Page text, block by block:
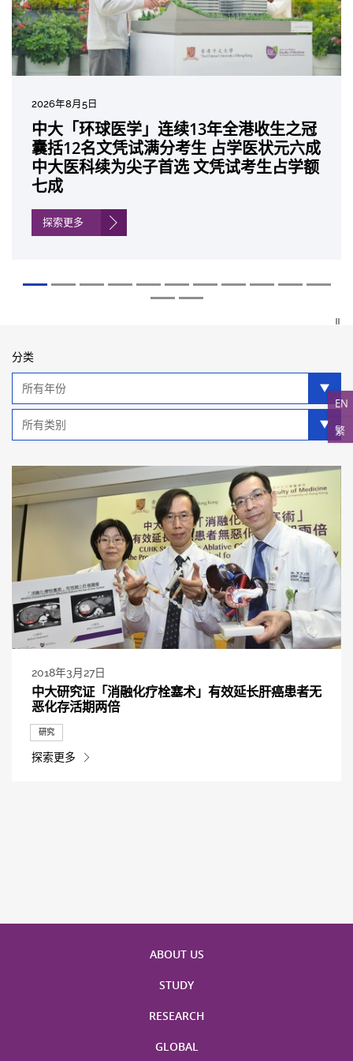
EN
繁
2026年8月5日
中大「环球医学」连续13年全港收生之冠
囊括12名文凭试满分考生 占学医状元六成
中大医科续为尖子首选 文凭试考生占学额
七成
探索更多
2026年7月27日
中大成立崭新 ITECH医疗科技评估平台 推
动健康经济分析及价值医疗
探索更多
2026年7月10日
中大研发「AI-OCT」系统助测糖尿黄斑水
肿 假阳性转介个案锐减六成 缩短患者轮
候诊症时间
2026年7月10日
中大黄秀娟教授获颁中国工程界最高荣誉
「光华工程科技奖」 成为今届医药衞生领
域唯一香港学者
2026年7月7日
中大新设「香港中文大学凤凰奖学金」嘉
许公开试状元 鼓励学医状元走出课堂放眼
世界 装备21世纪妙手仁医
2026年6月29日
中大全新一站式PGT-Plus方案 精准辨识
传统检测中复杂基因异常「盲点」 降低人
工受孕流产及异常妊娠风险
2026年6月22日
中大发现青光眼治疗新靶点 小鼠实验证实
可恢复七成视力 有助开创崭新神经保护疗
法
2026年6月17日
中大成功拆解肝癌免疫治疗耐药性机制 揭
一种免疫细胞具「除废喂食」新功能助癌
细胞耐药性
2026年6月10日
中大与多名全球专家共同牵头跨国肺癌研
究 逾半晚期ALK阳性肺癌病人七年无恶化
因特定基因异常而引起的肺癌有望变成
「慢性病」 患者可与病共存
探索更多
2026年6月5日
中大教授陈重娥获颁「清野裕杰出领袖
奖」 成为本港首名学者荣膺亚洲糖尿病教
研最高荣誉
2026年6月2日
中大汇聚逾200位区域专家 探讨私人医疗
保险如何推动全民健康覆盖
探索更多
2026年5月19日
中大张源津医生成首位亚洲研究员 荣获国
际泌尿科权威奖项John K. Lattimer 讲座
奖
2026年5月14日
中大取得「从实验室到临床应用」研究突
破 初步证实GLP-1药物可改善严重中风康
复情况
分类
类
类
2018年3月27日
中大研究证「消融化疗栓塞术」有效延长肝癌患者无
恶化存活期两倍
研究
探索更多
ABOUT US
STUDY
RESEARCH
GLOBAL